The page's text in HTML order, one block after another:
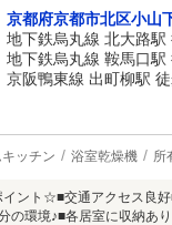
京都府京都市北区小山
地下鉄烏丸線 北大路駅
地下鉄烏丸線 鞍馬口駅
京阪鴨東線 出町柳駅
ッチン 浴室乾燥機 所
ント☆■交通アクセス良好
の環境♪■各居室に収納あ